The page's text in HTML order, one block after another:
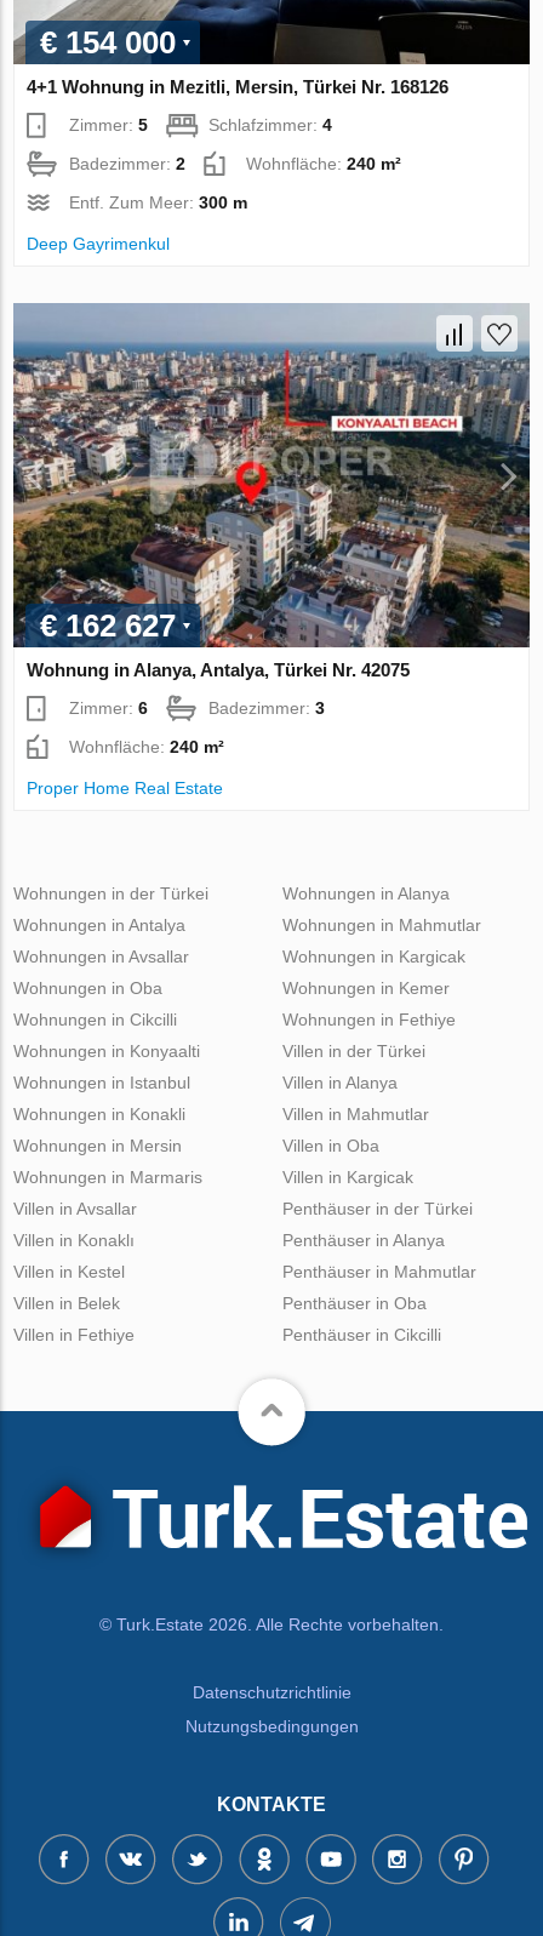
€ 154 000
4+1 Wohnung in Mezitli, Mersin, Türkei Nr. 168126
Zimmer:5 Schlafzimmer:4
Badezimmer:2 Wohnfläche:240 m²
Entf. Zum Meer:300 m
Deep Gayrimenkul
€ 162 627
Wohnung in Alanya, Antalya, Türkei Nr. 42075
Zimmer:6 Badezimmer:3
Wohnfläche:240 m²
Proper Home Real Estate
Wohnungen in der Türkei
Wohnungen in Antalya
Wohnungen in Avsallar
Wohnungen in Oba
Wohnungen in Cikcilli
Wohnungen in Alanya
Wohnungen in Mahmutlar
Wohnungen in Kargicak
Wohnungen in Kemer
Wohnungen in Fethiye
Wohnungen in Konyaalti
Wohnungen in Istanbul
Wohnungen in Konakli
Wohnungen in Mersin
Wohnungen in Marmaris
Villen in der Türkei
Villen in Alanya
Villen in Mahmutlar
Villen in Oba
Villen in Kargicak
Villen in Avsallar
Villen in Konaklı
Villen in Kestel
Villen in Belek
Villen in Fethiye
Penthäuser in der Türkei
Penthäuser in Alanya
Penthäuser in Mahmutlar
Penthäuser in Oba
Penthäuser in Cikcilli
© Turk.Estate 2026. Alle Rechte vorbehalten.
Datenschutzrichtlinie
Nutzungsbedingungen
KONTAKTE